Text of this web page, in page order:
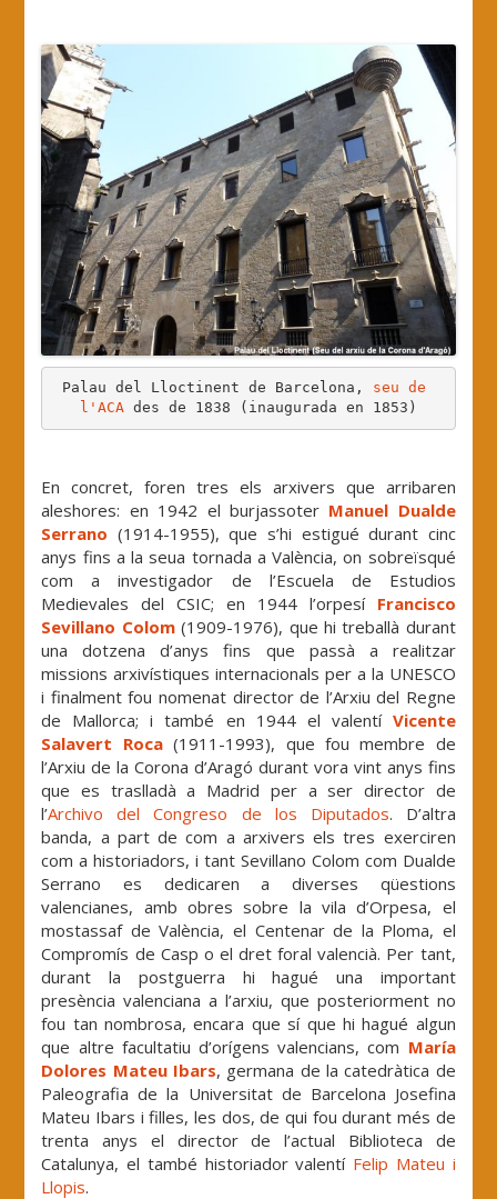
Palau del Lloctinent de Barcelona, seu de
l'ACA des de 1838 (inaugurada en 1853)
En concret, foren tres els arxivers que arribaren
aleshores: en 1942 el burjassoter Manuel Dualde
Serrano (1914-1955), que s’hi estigué durant cinc
anys fins a la seua tornada a València, on sobreïsqué
com a investigador de l’Escuela de Estudios
Medievales del CSIC; en 1944 l’orpesí Francisco
Sevillano Colom(1909-1976), que hi treballà durant
una dotzena d’anys fins que passà a realitzar
missions arxivístiques internacionals per a la UNESCO
i finalment fou nomenat director de l’Arxiu del Regne
de Mallorca; i també en 1944 el valentí Vicente
Salavert Roca(1911-1993), que fou membre de
l’Arxiu de la Corona d’Aragó durant vora vint anys fins
que es traslladà a Madrid per a ser director de
l’Archivo del Congreso de los Diputados. D’altra
banda, a part de com a arxivers els tres exerciren
com a historiadors, i tant Sevillano Colom com Dualde
Serrano es dedicaren a diverses qüestions
valencianes, amb obres sobre la vila d’Orpesa, el
mostassaf de València, el Centenar de la Ploma, el
Compromís de Casp o el dret foral valencià. Per tant,
durant la postguerra hi hagué una important
presència valenciana a l’arxiu, que posteriorment no
fou tan nombrosa, encara que sí que hi hagué algun
que altre facultatiu d’orígens valencians, com María
Dolores Mateu Ibars, germana de la catedràtica de
Paleografia de la Universitat de Barcelona Josefina
Mateu Ibars i filles, les dos, de qui fou durant més de
trenta anys el director de l’actual Biblioteca de
Catalunya, el també historiador valentí Felip Mateu i
Llopis.